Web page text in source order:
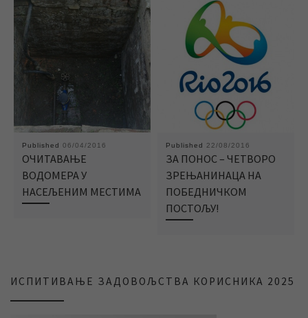
Published 06/04/2016
ОЧИТАВАЊЕ
ВОДОМЕРА У
НАСЕЉЕНИМ МЕСТИМА
Published 22/08/2016
ЗА ПОНОС – ЧЕТВОРО
ЗРЕЊАНИНАЦА НА
ПОБЕДНИЧКОМ
ПОСТОЉУ!
ИСПИТИВАЊЕ ЗАДОВОЉСТВА КОРИСНИКА 2025